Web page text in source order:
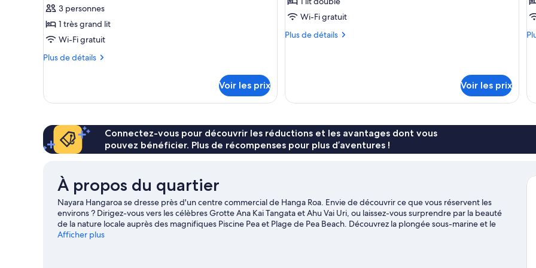
type
de
chambre :
Chambre
3 personnes
1 très grand lit
Wi-Fi gratuit
Plus de détails
Plus
le
chambre
Chambre
(Maunga)
Voir les prix
type
chambre :
With
View
Wi-Fi gratuit
Plus de détails
Plus
de
Room
Standard
With
Voir les prix
de
Connectez-vous pour découvrir les réductions et les avantages dont vous
pouvez bénéficier. Plus de récompenses pour plus d’aventures !
À propos du quartier
Nayara Hangaroa se dresse près d'un centre commercial de Hanga Roa. Envie de découvrir ce que vous réservent les
environs ? Dirigez-vous vers les célèbres Grotte Ana Kai Tangata et Ahu Vai Uri, ou laissez-vous surprendre par la beauté
de la nature locale auprès des magnifiques Piscine Pea et Plage de Pea Beach. Découvrez la plongée sous-marine et le
snorkeling sur les points d'eau des environs ou faites le plein d'aventures en plein air en vous adonnant à différentes
Afficher plus